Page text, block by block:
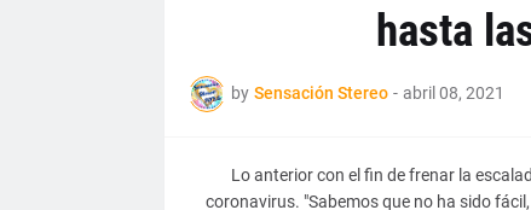
hasta
by Sensación Stereo - abril 08, 2021
Lo anterior con el fin de frenar la
coronavirus. "Sabemos que no ha sido